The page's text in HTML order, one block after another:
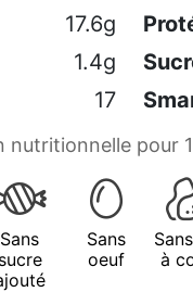
17.6g
1.4g
17
nutritionnelle pour
Sans
sucre
Sans
oeuf
à